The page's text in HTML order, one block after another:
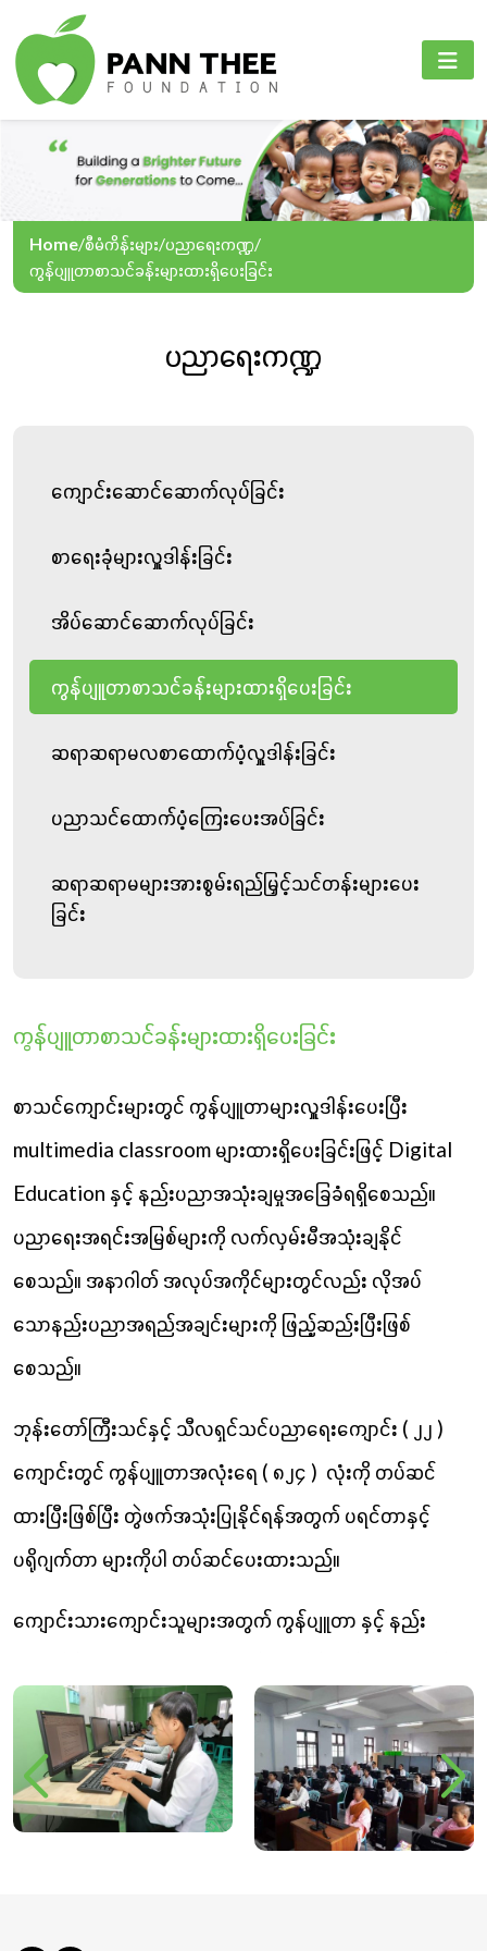
Home/စီမံကိန်းများ/ပညာရေးကဏ္ဍ/
ကွန်ပျူတာစာသင်ခန်းများထားရှိပေးခြင်း
ပညာရေးကဏ္ဍ
ကျောင်းဆောင်ဆောက်လုပ်ခြင်း
စာရေးခုံများလှူဒါန်းခြင်း
အိပ်ဆောင်ဆောက်လုပ်ခြင်း
ကွန်ပျူတာစာသင်ခန်းများထားရှိပေးခြင်း
ဆရာဆရာမလစာထောက်ပံ့လှူဒါန်းခြင်း
ပညာသင်ထောက်ပံ့ကြေးပေးအပ်ခြင်း
ဆရာဆရာမများအားစွမ်းရည်မြှင့်သင်တန်းများပေး
ခြင်း
ကွန်ပျူတာစာသင်ခန်းများထားရှိပေးခြင်း
စာသင်ကျောင်းများတွင် ကွန်ပျူတာများလှူဒါန်းပေးပြီး
multimedia classroom များထားရှိပေးခြင်းဖြင့် Digital
Education နှင့် နည်းပညာအသုံးချမှုအခြေခံရရှိစေသည်။
ပညာရေးအရင်းအမြစ်များကို လက်လှမ်းမီအသုံးချနိုင်
စေသည်။ အနာဂါတ် အလုပ်အကိုင်များတွင်လည်း လိုအပ်
သောနည်းပညာအရည်အချင်းများကို ဖြည့်ဆည်းပြီးဖြစ်
စေသည်။
ဘုန်းတော်ကြီးသင်နှင့် သီလရှင်သင်ပညာရေးကျောင်း ( ၂၂ )
ကျောင်းတွင် ကွန်ပျူတာအလုံးရေ ( ၈၂၄ ) လုံးကို တပ်ဆင်
ထားပြီးဖြစ်ပြီး တွဲဖက်အသုံးပြုနိုင်ရန်အတွက် ပရင်တာနှင့်
ပရိုဂျက်တာ များကိုပါ တပ်ဆင်ပေးထားသည်။
ကျောင်းသားကျောင်းသူများအတွက် ကွန်ပျူတာ နှင့် နည်း
ခြင်းသည် အနာဂါတ်ဘဝအတွက် အလုပ်အကိုင်အသက်မွေး
ဝမ်းကြောင်းမှုများအတွက်ပါ များစွာသော ပံ့ပိုးမှုများကို ရ
စေသည်။
ထိုကျောင်းများမှ ကျောင်းသားကျောင်းသူများသည်
သည့်အတွက် ဖန်တီးနိုင်စွမ်းများကိုပါတိုးတက်စေပြီး ပျော်ရွှင်ဖွယ်
PANN THEE FOUNDATION
ပင်မစာမျက်နှာ
ကျွန်ုပ်တို့အကြောင်း
စီမံကိန်းများ
လှူဒါန်းခြင်း
စီမံကိန်းများ
ပညာရေးကဏ္ဍ
ကျန်းမာရေးစောင့်ရှောက်မှုကဏ္ဍ
အွန်လိုင်းသင်ကြားရေး
PANN THEE FOUNDATION
English
Myanmar